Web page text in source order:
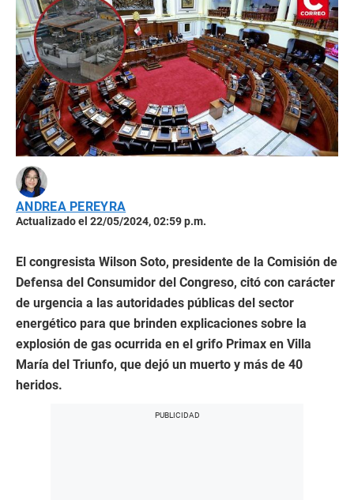
ANDREA PEREYRA
Actualizado el 22/05/2024, 02:59 p.m.
El congresista Wilson Soto, presidente de la Comisión de
Defensa del Consumidor del Congreso, citó con carácter
de urgencia a las autoridades públicas del sector
energético para que brinden explicaciones sobre la
explosión de gas ocurrida en el grifo Primax en Villa
María del Triunfo, que dejó un muerto y más de 40
heridos.